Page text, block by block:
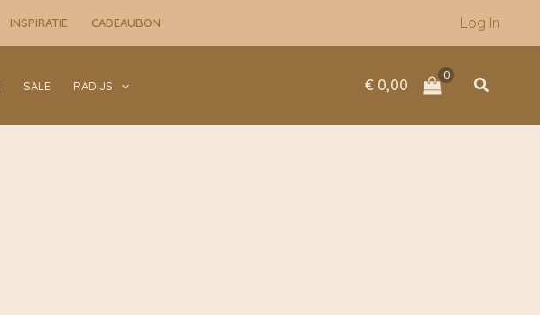
INSPIRATIE CADEAUBON Log In
SALE RADIJS € 0,00 Zoeken